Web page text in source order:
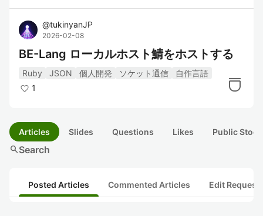
@tukinyanJP
2026-02-08
BE-Lang ローカルホスト鯖をホストする
Ruby JSON 個人開発 ソケット通信
自作言語
1
Articles Slides Questions Likes Public
searchSearch
Posted Articles Commented Articles Edit